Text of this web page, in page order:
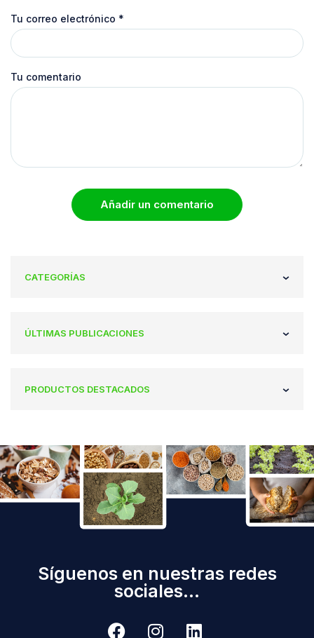
Tu correo electrónico *
Tu comentario
Añadir un comentario
CATEGORÍAS
ÚLTIMAS PUBLICACIONES
PRODUCTOS DESTACADOS
Síguenos en nuestras redes
sociales...